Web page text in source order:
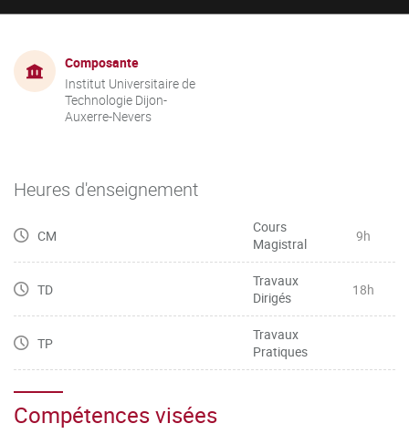
Composante
Institut Universitaire de
Technologie Dijon-
Auxerre-Nevers
Heures d'enseignement
CM
Cours
Magistral
9h
TD
Travaux
Dirigés
18h
TP
Travaux
Pratiques
Compétences visées